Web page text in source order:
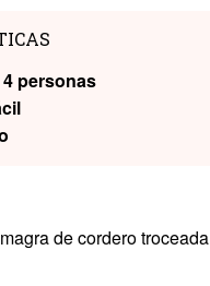
4 personas
de cordero troceada